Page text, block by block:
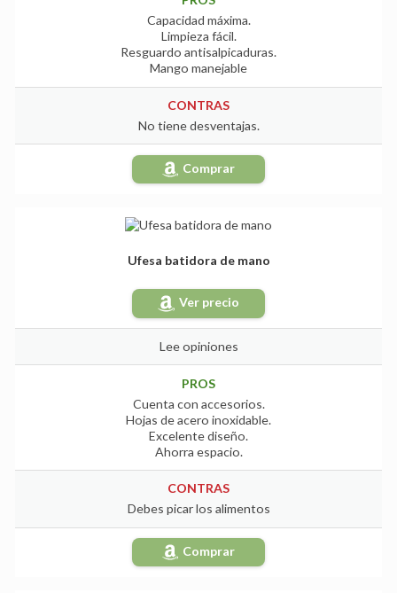
Capacidad máxima.
Limpieza fácil.
Resguardo antisalpicaduras.
Mango manejable
CONTRAS
No tiene desventajas.
Comprar
Ufesa batidora de mano
Ver precio
Lee opiniones
PROS
Cuenta con accesorios.
Hojas de acero inoxidable.
Excelente diseño.
Ahorra espacio.
CONTRAS
Debes picar los alimentos
Comprar